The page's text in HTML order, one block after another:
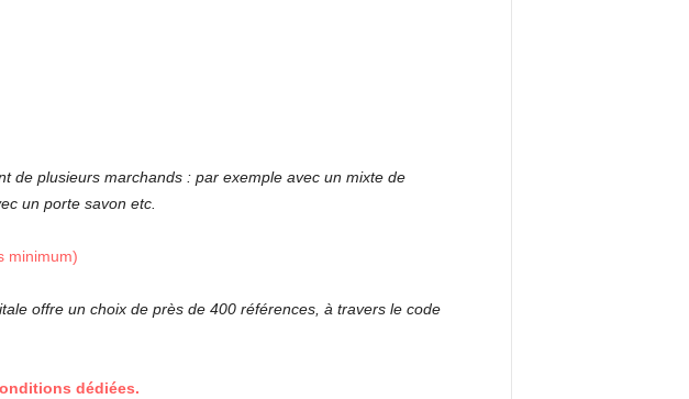
de plusieurs marchands : par exemple avec un mixte de
un porte savon etc.
minimum)
offre un choix de près de 400 références, à travers le code
dédiées.